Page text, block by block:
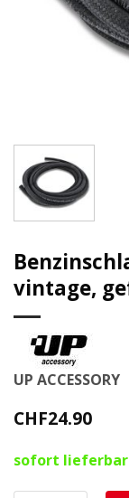
vintage,
UP ACCESSORY
CHF24.90
sofort lieferbar